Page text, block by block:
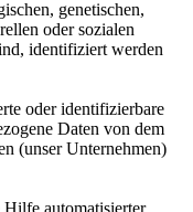
genetischen,
oder sozialen
identifiziert werden
oder identifizierbare
Daten von dem
(unser Unternehmen)